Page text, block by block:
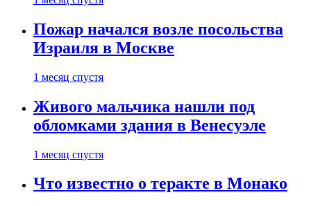
Пожар начался возле посольства
Израиля в Москве
1 месяц спустя
Живого мальчика нашли под
обломками здания в Венесуэле
1 месяц спустя
Что известно о теракте в Монако